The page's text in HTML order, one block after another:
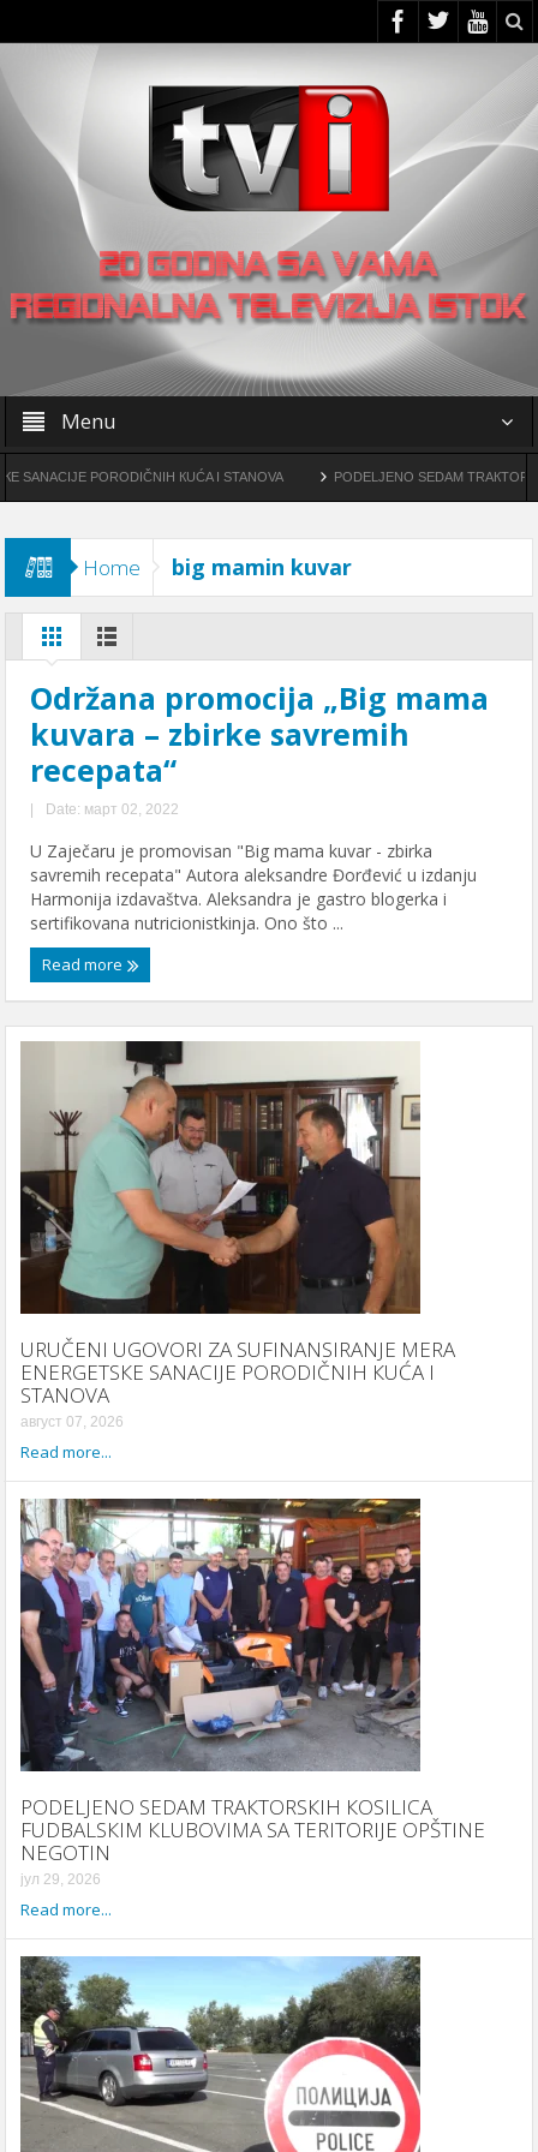
Menu
PORODIČNIH КUĆA I STANOVA PODELJENO SEDAM TRAКTORSКIH
Home big mamin kuvar
Održana promocija „Big mama
kuvara – zbirke savremih
recepata“
| Date: март 02, 2022
U Zaječaru je promovisan "Big mama kuvar - zbirka
savremih recepata" Autora aleksandre Đorđević u izdanju
Harmonija izdavaštva. Aleksandra je gastro blogerka i
sertifikovana nutricionistkinja. Ono što ...
Read more
URUČENI UGOVORI ZA SUFINANSIRANJE MERA
ENERGETSКE SANACIJE PORODIČNIH КUĆA I
STANOVA
август 07, 2026
Read more...
PODELJENO SEDAM TRAКTORSКIH КOSILICA
FUDBALSКIM КLUBOVIMA SA TERITORIJE OPŠTINE
NEGOTIN
јул 29, 2026
Read more...